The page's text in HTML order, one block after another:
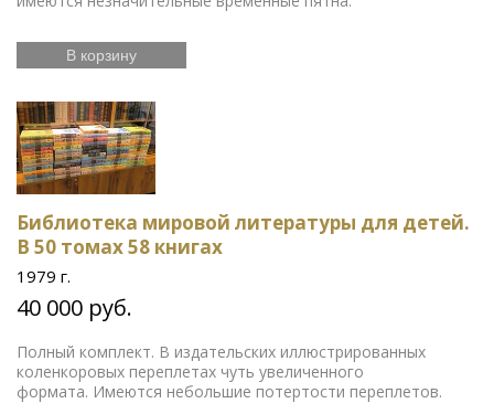
В корзину
Библиотека мировой литературы для детей.
В 50 томах 58 книгах
1979 г.
40 000 руб.
Полный комплект. В издательских иллюстрированных
коленкоровых переплетах чуть увеличенного
формата. Имеются небольшие потертости переплетов.